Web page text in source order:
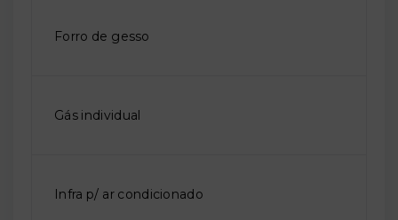
Forro de gesso
Gás individual
Infra p/ ar condicionado